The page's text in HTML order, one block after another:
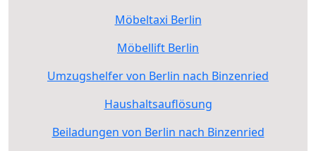
Möbeltaxi Berlin
Möbellift Berlin
Umzugshelfer von Berlin nach Binzenried
Haushaltsauflösung
Beiladungen von Berlin nach Binzenried